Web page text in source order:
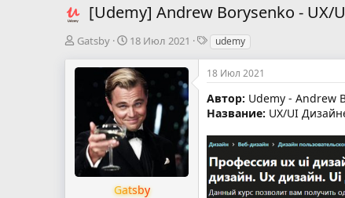
[Udemy] Andrew Borysenko -
А
т
м
Gatsby
Д
т
а
н
а
ч
а
л
18 Июл 2021
Т
г
и
udemy
Gatsby
18 Июл 2021
Автор: Udemy - Andrew
Название: UX/UI